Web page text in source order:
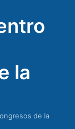
la
de la